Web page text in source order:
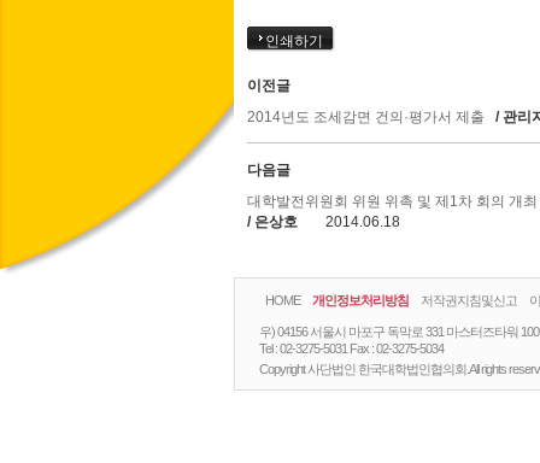
인쇄하기
이전글
2014년도 조세감면 건의·평가서 제출
/ 관리
다음글
대학발전위원회 위원 위촉 및 제1차 회의 개최
/ 은상호
2014.06.18
HOME 개인정보처리방침 저작권지침및신고
우) 04156 서울시 마포구 독막로 331 마스터즈타워
Tel :02-3275-5031 Fax :02-3275-5034
Copyright 사단법인 한국대학법인협의회.All rights